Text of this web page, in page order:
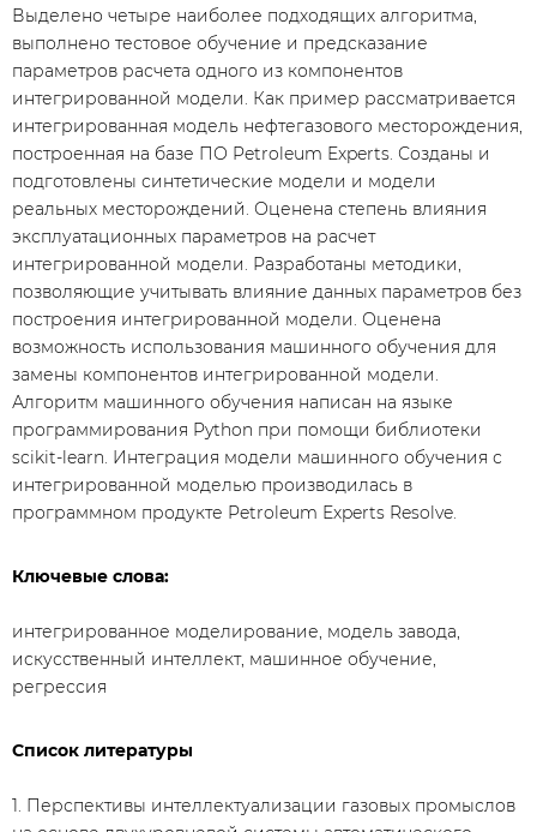
Выделено четыре наиболее подходящих алгоритма,
выполнено тестовое обучение и предсказание
параметров расчета одного из компонентов
интегрированной модели. Как пример рассматривается
интегрированная модель нефтегазового месторождения,
построенная на базе ПО Petroleum Experts. Созданы и
подготовлены синтетические модели и модели
реальных месторождений. Оценена степень влияния
эксплуатационных параметров на расчет
интегрированной модели. Разработаны методики,
позволяющие учитывать влияние данных параметров без
построения интегрированной модели. Оценена
возможность использования машинного обучения для
замены компонентов интегрированной модели.
Алгоритм машинного обучения написан на языке
программирования Python при помощи библиотеки
scikit-learn. Интеграция модели машинного обучения с
интегрированной моделью производилась в
программном продукте Petroleum Experts Resolve.
Ключевые слова:
интегрированное моделирование, модель завода,
искусственный интеллект, машинное обучение,
регрессия
Список литературы
1. Перспективы интеллектуализации газовых промыслов